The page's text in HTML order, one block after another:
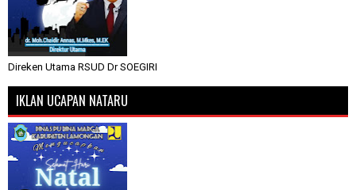
Direken Utama RSUD Dr SOEGIRI
IKLAN UCAPAN NATARU